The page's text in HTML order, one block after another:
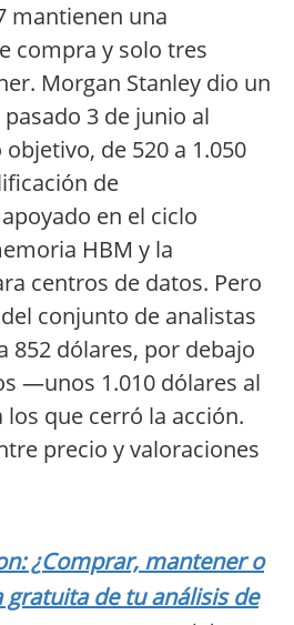
mantienen una
compra y solo tres
Morgan Stanley dio un
3 de junio al
de 520 a 1.050
de
en el ciclo
HBM y la
centros de datos. Pero
conjunto de analistas
852 dólares, por debajo
—unos 1.010 dólares al
que cerró la acción.
precio y valoraciones
¿Comprar, mantener o
gratuita de tu análisis de